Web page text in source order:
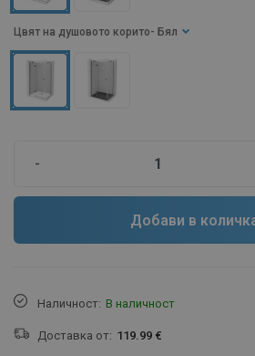
Цвят на душовото корито - Бял
-
Добави в
Наличност: В наличност
Доставка от: 119.99 €